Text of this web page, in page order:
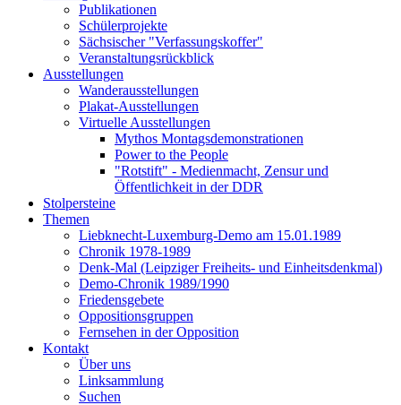
Publikationen
Schülerprojekte
Sächsischer "Verfassungskoffer"
Veranstaltungsrückblick
Ausstellungen
Wanderausstellungen
Plakat-Ausstellungen
Virtuelle Ausstellungen
Mythos Montagsdemonstrationen
Power to the People
"Rotstift" - Medienmacht, Zensur und
Öffentlichkeit in der DDR
Stolpersteine
Themen
Liebknecht-Luxemburg-Demo am 15.01.1989
Chronik 1978-1989
Denk-Mal (Leipziger Freiheits- und Einheitsdenkmal)
Demo-Chronik 1989/1990
Friedensgebete
Oppositionsgruppen
Fernsehen in der Opposition
Kontakt
Über uns
Linksammlung
Suchen